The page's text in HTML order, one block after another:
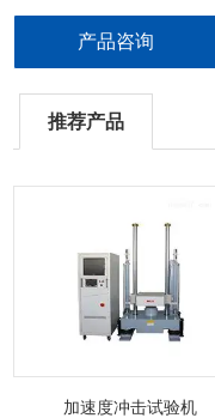
产品咨询
推荐产品
加速度冲击试验机